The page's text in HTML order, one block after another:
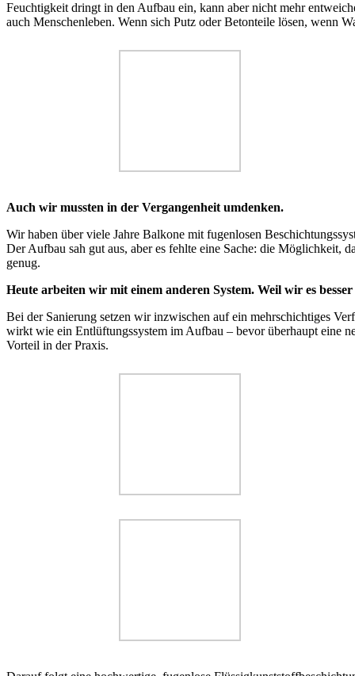
Feuchtigkeit dringt in den Aufbau ein, kann aber nicht mehr
auch Menschenleben. Wenn sich Putz oder Betonteile lösen, wenn
Auch wir mussten in der Vergangenheit umdenken.
Wir haben über viele Jahre Balkone mit fugenlosen
Der Aufbau sah gut aus, aber es fehlte eine Sache: die Möglichkeit,
genug.
Heute arbeiten wir mit einem anderen System. Weil wir es besser
Bei der Sanierung setzen wir inzwischen auf ein mehrschichtiges
wirkt wie ein Entlüftungssystem im Aufbau – bevor überhaupt eine
Vorteil in der Praxis.